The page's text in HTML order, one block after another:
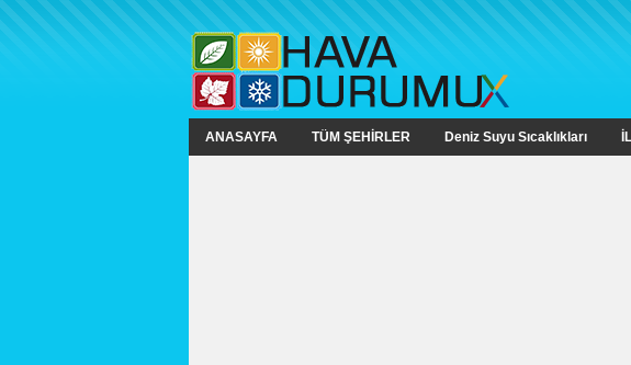
ANASAYFA TÜM ŞEHİRLER Deniz Suyu Sıcaklıkları